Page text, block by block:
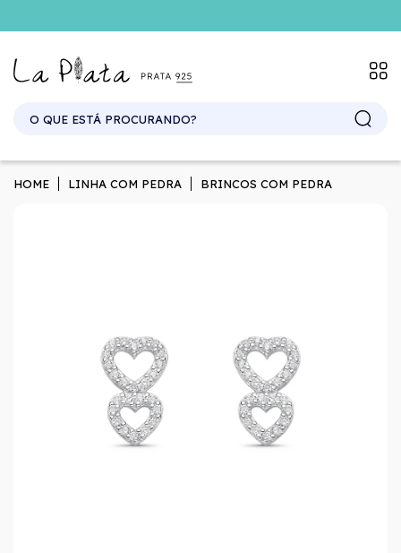
HOME LINHA COM PEDRA BRINCOS COM PEDRA